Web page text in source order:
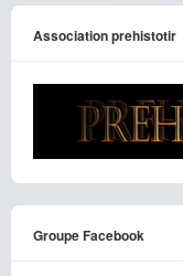
Association prehistotir
Groupe Facebook